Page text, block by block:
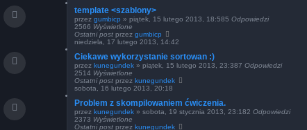
template <szablony>
przez gumbicp » piątek, 15 lutego 2013, 18:585 Odpowiedzi
2566 Wyświetlone
Ostatni post przez gumbicp
niedziela, 17 lutego 2013, 14:42
Ciekawe wykorzystanie sortowan :)
przez kunegundek » piątek, 15 lutego 2013, 23:387 Odpowiedzi
2514 Wyświetlone
Ostatni post przez kunegundek
sobota, 16 lutego 2013, 20:18
Problem z skompilowaniem ćwiczenia.
przez kunegundek » sobota, 19 stycznia 2013, 23:182 Odpowiedzi
2373 Wyświetlone
Ostatni post przez kunegundek